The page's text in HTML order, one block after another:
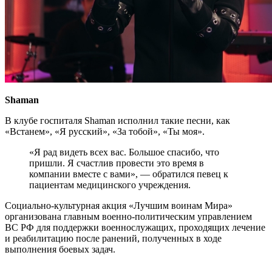
Shaman
В клубе госпиталя Shaman исполнил такие песни, как
«Встанем», «Я русский», «За тобой», «Ты моя».
«Я рад видеть всех вас. Большое спасибо, что
пришли. Я счастлив провести это время в
компании вместе с вами», — обратился певец к
пациентам медицинского учреждения.
Социально-культурная акция «Лучшим воинам Мира»
организована главным военно-политическим управлением
ВС РФ для поддержки военнослужащих, проходящих лечение
и реабилитацию после ранений, полученных в ходе
выполнения боевых задач.